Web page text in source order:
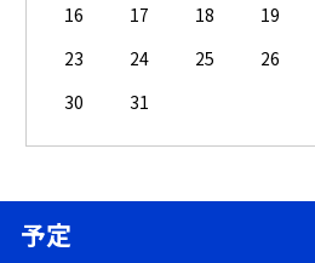
16
17 18 19
23
24 25 26
30
31
予定